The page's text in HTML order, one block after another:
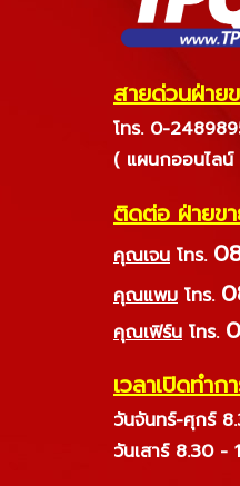
สายด่วนฝ่าย
โทร. 0-
( แผนกออนไลน์
ติดต่อ ฝ่ายข
คุณเจน โทร.
คุณแพม โทร.
คุณเฟิร์น โทร.
เวลาเปิดทำก
วันจันทร์-ศุกร์
วันเสาร์ 8.30 -